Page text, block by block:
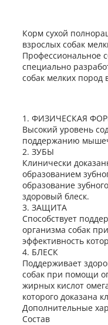
Корм сухой
взрослых собак
Профессиональное
специально
собак мелких пород
1. ФИЗИЧЕСКАЯ
Высокий уровень
поддержанию
2. ЗУБЫ
Клинически
образованием
образование
здоровый блеск.
3. ЗАЩИТА
Способствует
организма собак
эффективность
4. БЛЕСК
Поддерживает
собак при помощи
жирных кислот
которого доказана
Дополнительные
Состав